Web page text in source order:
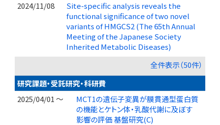
2024/11/08
Site-specific analysis reveals the
functional significance of two novel
variants of HMGCS2 (The 65th Annual
Meeting of the Japanese Society
Inherited Metabolic Diseases)
全件表示（50件）
研究課題・受託研究・科研費
2025/04/01 ～
MCT1の遺伝子変異が膜貫通型蛋白質
の機能とケトン体・乳酸代謝に及ぼす
影響の評価 基盤研究(C)